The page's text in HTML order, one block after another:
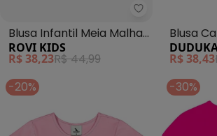
Rovi Kids -
Blusa Infantil Meia Malha
com Estampa (Rosa)
ROVI KIDS
R$ 38,23R$ 44,99
Blusa
Detalhe
(Rosa)
R$ 38,43
-20%
-30%